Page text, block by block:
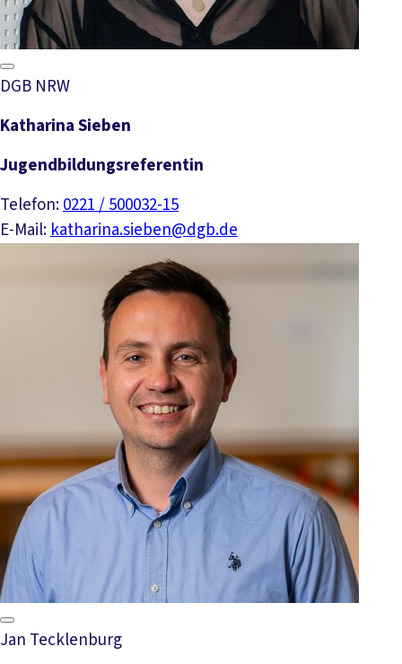
DGB NRW
Katharina Sieben
Jugendbildungsreferentin
Telefon:0221 / 500032-15
E-Mail:katharina.sieben@dgb.de
Jan Tecklenburg